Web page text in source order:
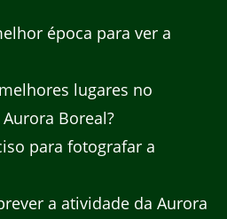
época para ver a
lugares no
Boreal?
para fotografar a
a atividade da Aurora